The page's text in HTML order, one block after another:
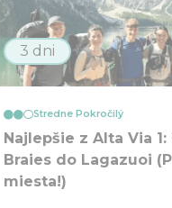
3 dni
Stredne Pokročilý
Najlepšie z Alta Via
Braies do Lagazuoi
miesta!)